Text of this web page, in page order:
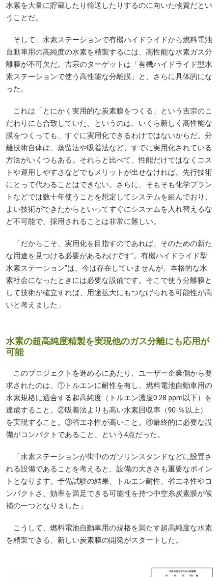
水素を大量に貯蔵したり輸送したりするのに向いた物質だとい
うことだ。
そして、水素ステーションで有機ハイドライドから燃料電池
自動車用の高純度の水素を精製するには、高性能な水素ガス分
離膜が不可欠だ。吉宗のターゲットは「有機ハイドライド型水
素ステーションで使う高性能な分離膜」と、さらに具体的にな
った。
これは「とにかく実用的な炭素膜をつくる」という吉宗のこ
だわりにも合致していた。というのは、いくら新しく高性能な
膜をつくっても、すぐに実用化できるわけではないからだ。分
離技術自体は、蒸留法や吸着法など、すでに実用化されている
方法がいくつもある。それらと比べて、性能だけではなくコス
トや運用しやすさなどでもメリットが出せなければ、先行技術
にとって代わることはできない。さらに、そもそも化学プラン
トなどでは数十年使うことを想定してシステムを組んでおり、
よい技術ができたからといってすぐにシステムを入れ替えるな
ど不可能で、採用されることは非常に難しい。
「だからこそ、実用化を目指すのであれば、そのための新た
な用途を見つける必要があるわけです“。有機ハイドライド型
水素ステーション”は、今は存在していませんが、本格的な水
素社会になったときには必要な設備です。そこで使う分離膜と
して技術が確立すれば、用途拡大にもつなげられる可能性が高
いと考えました」
水素の超高純度精製を実現他のガス分離にも応用が
可能
このプロジェクトを進めるにあたり、ユーザー企業側から要
求されたのは、①トルエンに耐性を有し、燃料電池自動車用の
水素規格に適合する超高純度（トルエン濃度0.28 ppm以下）を
達成すること。②吸着法よりも高い水素回収率（90 ％以上）
を実現すること。③省エネ性が高いこと。④最終的に必要な設
備がコンパクトであること、という4点だった。
「水素ステーションが街中のガソリンスタンドなどに設置さ
れる設備であることを考えると、設備の大きさも重要なポイン
トとなります。予備試験の結果、トルエン耐性、省エネ性やコ
ンパクトさ、効率を満足できる可能性を持つ中空糸炭素膜が候
補の一つとなりました」
こうして、燃料電池自動車用の規格を満たす超高純度な水素
を精製できる、新しい炭素膜の開発がスタートした。